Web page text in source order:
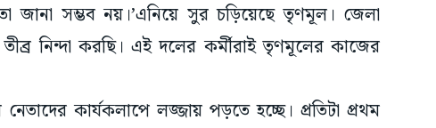
জানা সম্ভব নয়।’এনিয়ে সুর চড়িয়েছে তৃণমূল। জেলা
নিন্দা করছি। এই দলের কর্মীরাই তৃণমূলের কাজের
কার্যকলাপে লজ্জায় পড়তে হচ্ছে। প্রতিটা প্রথম